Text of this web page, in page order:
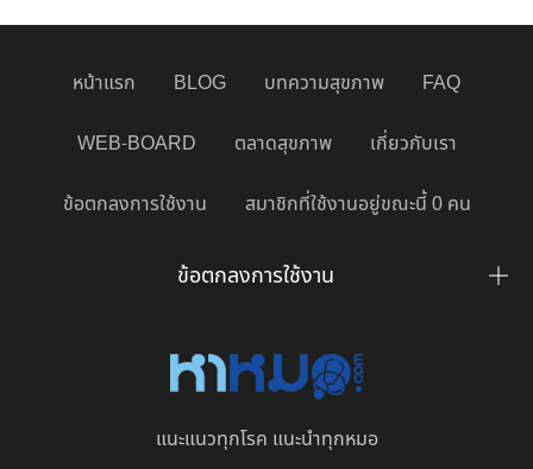
หน้าแรก BLOG บทความสุขภาพ FAQ
WEB-BOARD ตลาดสุขภาพ เกี่ยวกับเรา
ข้อตกลงการใช้งาน สมาชิกที่ใช้งานอยู่ขณะนี้ 0 คน
ข้อตกลงการใช้งาน
แนะแนวทุกโรค แนะนำทุกหมอ